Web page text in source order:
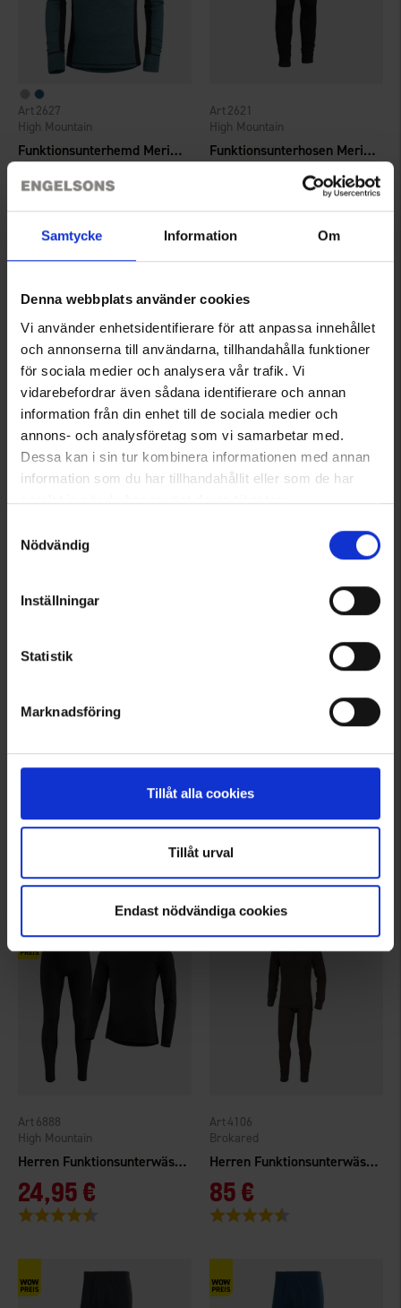
Samtycke Information Om
Denna webbplats använder cookies
Vi använder enhetsidentifierare för att anpassa innehållet
och annonserna till användarna, tillhandahålla funktioner
för sociala medier och analysera vår trafik. Vi
vidarebefordrar även sådana identifierare och annan
information från din enhet till de sociala medier och
annons- och analysföretag som vi samarbetar med.
Dessa kan i sin tur kombinera informationen med annan
information som du har tillhandahållit eller som de har
samlat in när du har använt deras tjänster.
Nödvändig
Inställningar
Statistik
Marknadsföring
Tillåt alla cookies
Tillåt urval
Endast nödvändiga cookies
Funktionsunterhemd Merinowolle
High Mountain
2627
55 €
Funktionsunterhosen Merinowolle
High Mountain
2621
4.5 von 5 Sternen
Herren Funktionsunterwäsche Arvidsjaur
High Mountain
Bewertung:
High Mountain
4.6 von 5 Sternen
Herren Fleeceunterwäsche
Bewertung: 4.7 von 5 Sternen
Herren Funktionsunterhosen Bambus
High Mountain
2865
24,95 €
Bewertung: 4.7 von 5 Sternen
Herren Funktionsunterwäsche
High Mountain
6888
24,95 €
Bewertung:
Herren Funktionsunterwäsche Hunting Merinowolle
Brokared
4106
85 €
Bewertung: